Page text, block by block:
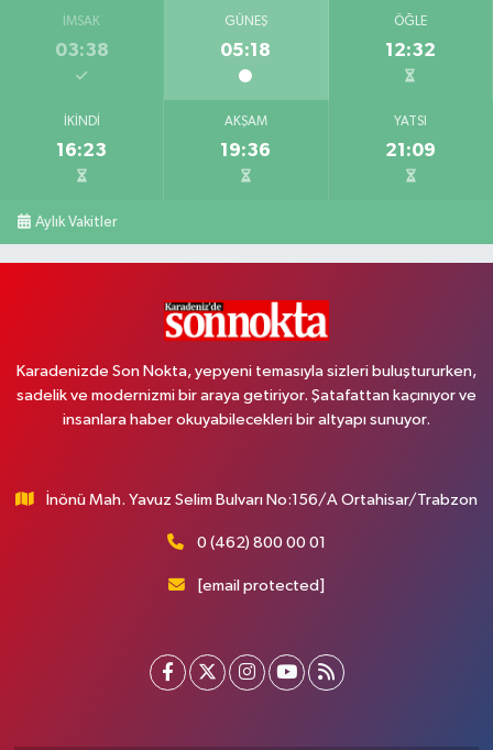
İMSAK
03:38
GÜNEŞ
05:18
ÖĞLE
12:32
İKINDI
16:23
AKŞAM
19:36
YATSI
21:09
Aylık Vakitler
Karadenizde Son Nokta, yepyeni temasıyla sizleri buluştururken,
sadelik ve modernizmi bir araya getiriyor. Şatafattan kaçınıyor ve
insanlara haber okuyabilecekleri bir altyapı sunuyor.
İnönü Mah. Yavuz Selim Bulvarı No:156/A Ortahisar/Trabzon
0 (462) 800 00 01
[email protected]